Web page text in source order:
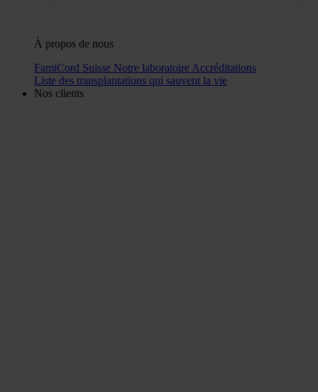
À propos de nous
FamiCord Suisse Notre laboratoire Accréditations
Liste des transplantations qui sauvent la vie
Nos clients